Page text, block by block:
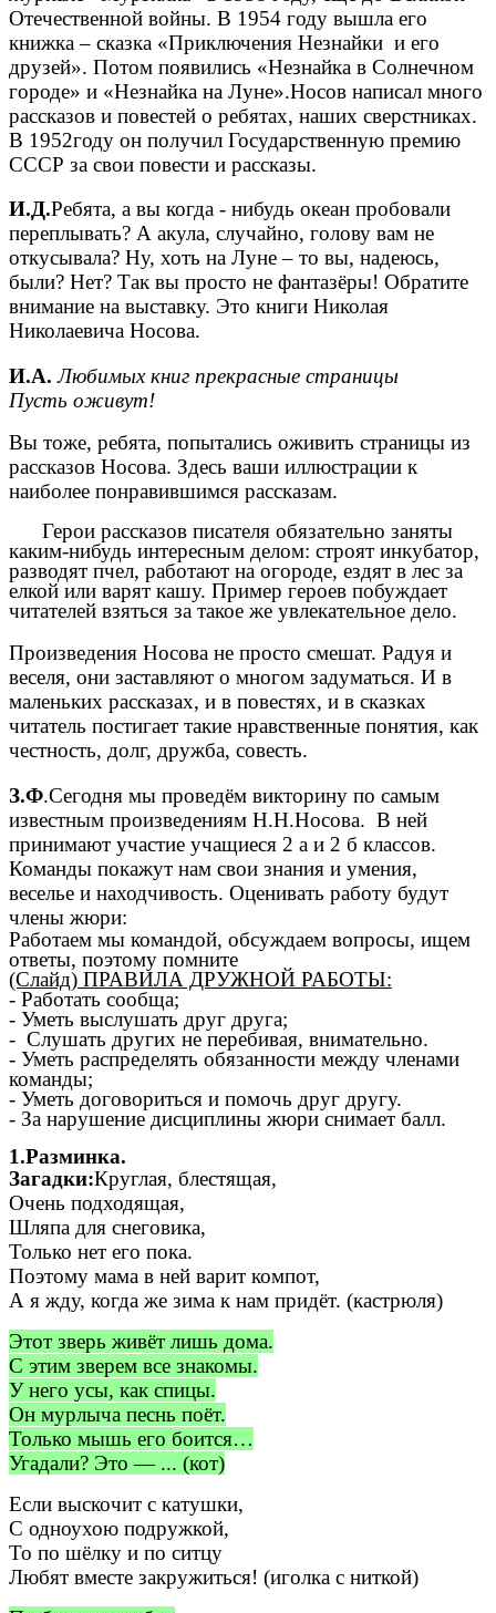
Отечественной войны. В 1954 году вышла его
книжка – сказка «Приключения Незнайки и его
друзей». Потом появились «Незнайка в Солнечном
городе» и «Незнайка на Луне».Носов написал много
рассказов и повестей о ребятах, наших сверстниках.
В 1952году он получил Государственную премию
СССР за свои повести и рассказы.
И.Д.Ребята, а вы когда - нибудь океан пробовали
переплывать? А акула, случайно, голову вам не
откусывала? Ну, хоть на Луне – то вы, надеюсь,
были? Нет? Так вы просто не фантазёры! Обратите
внимание на выставку. Это книги Николая
Николаевича Носова.
И.А.Любимых книг прекрасные страницы
Пусть оживут!
Вы тоже, ребята, попытались оживить страницы из
рассказов Носова. Здесь ваши иллюстрации к
наиболее понравившимся рассказам.
Герои рассказов писателя обязательно заняты
каким-нибудь интересным делом: строят инкубатор,
разводят пчел, работают на огороде, ездят в лес за
елкой или варят кашу. Пример героев побуждает
читателей взяться за такое же увлекательное дело.
Произведения Носова не просто смешат. Радуя и
веселя, они заставляют о многом задуматься. И в
маленьких рассказах, и в повестях, и в сказках
читатель постигает такие нравственные понятия, как
честность, долг, дружба, совесть.
З.Ф.Сегодня мы проведём викторину по самым
известным произведениям Н.Н.Носова. В ней
принимают участие учащиеся 2 а и 2 б классов.
Команды покажут нам свои знания и умения,
веселье и находчивость. Оценивать работу будут
члены жюри:
Работаем мы командой, обсуждаем вопросы, ищем
ответы, поэтому помните
(Слайд) ПРАВИЛА ДРУЖНОЙ РАБОТЫ:
- Работать сообща;
- Уметь выслушать друг друга;
- Слушать других не перебивая, внимательно.
- Уметь распределять обязанности между членами
команды;
- Уметь договориться и помочь друг другу.
- За нарушение дисциплины жюри снимает балл.
1.Разминка.
Загадки:Круглая, блестящая,
Очень подходящая,
Шляпа для снеговика,
Только нет его пока.
Поэтому мама в ней варит компот,
А я жду, когда же зима к нам придёт. (кастрюля)
Этот зверь живёт лишь дома.
С этим зверем все знакомы.
У него усы, как спицы.
Он мурлыча песнь поёт.
Только мышь его боится…
Угадали? Это — ... (кот)
Если выскочит с катушки,
С одноухою подружкой,
То по шёлку и по ситцу
Любят вместе закружиться! (иголка с ниткой)